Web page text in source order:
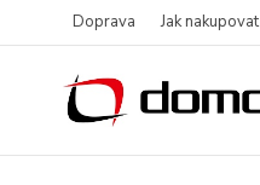
Doprava Jak nakupovat